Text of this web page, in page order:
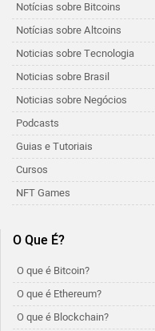
Notícias sobre Bitcoins
Notícias sobre Altcoins
Noticias sobre Tecnologia
Noticias sobre Brasil
Noticias sobre Negócios
Podcasts
Guias e Tutoriais
Cursos
NFT Games
O Que É?
O que é Bitcoin?
O que é Ethereum?
O que é Blockchain?